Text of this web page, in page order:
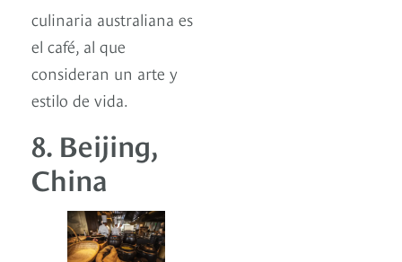
culinaria australiana es
el café, al que
consideran un arte y
estilo de vida.
8. Beijing,
China